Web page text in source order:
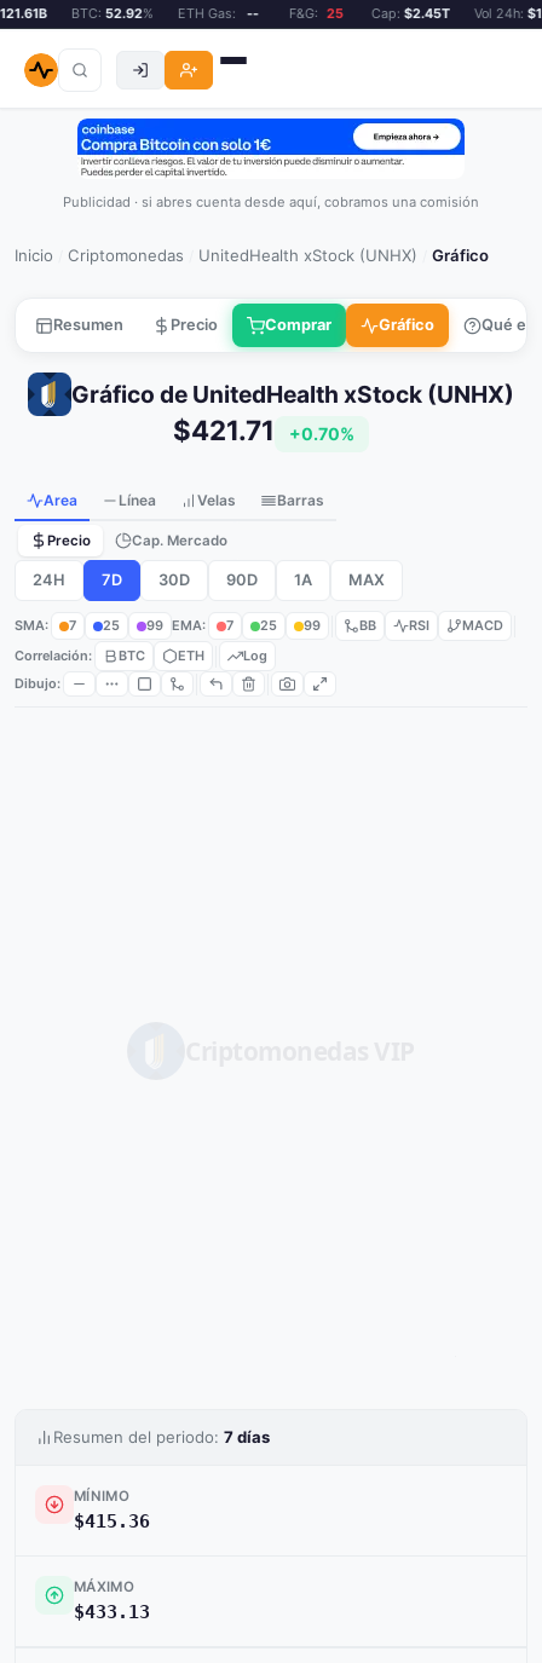
BTC:52.92% ETH Gas: -- F&G: 25 Cap:$2.45T Vol 24h:
Publicidad · si abres cuenta desde aquí, cobramos una comisión
Inicio Criptomonedas UnitedHealth xStock (UNHX) Gráfico
Resumen Precio Comprar Gráfico Qué es
Gráfico de UnitedHealth xStock (UNHX)
$421.71 +0.70%
Area Línea Velas Barras
Precio Cap. Mercado
24H 7D 30D 90D 1A MAX
SMA: 7 25 99 EMA: 7 25 99 BB RSI
MACD
Correlación:
BTC ETH
Log
Dibujo:
Resumen del periodo: 7 días
MÍNIMO
$415.36
MÁXIMO
$433.13